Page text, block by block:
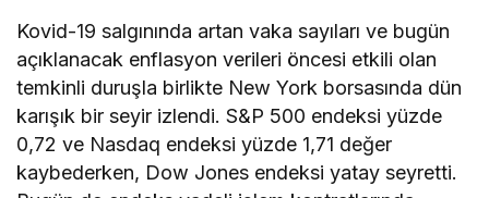
kaybederken, İtalya’da FTSE MIB 30 endeksi
yüzde 0,24 değer kazandı. Endeks vadeli işlem
kontratları ise yeni güne satıcılı bir seyirle başladı.
Asya tarafında, dolar karşısında güçlenmeye
devam eden yuana karşı Çin Merkez Bankası dün